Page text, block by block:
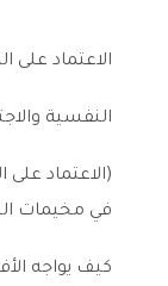
الاعتماد على
النفسية
(الاعتماد
في مخيمات
كيف يواجه